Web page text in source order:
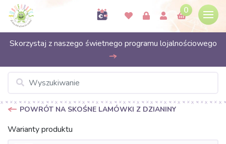
0
Skorzystaj z naszego świetnego programu lojalnościowego
POWRÓT NA SKOŚNE LAMÓWKI Z DZIANINY
Warianty produktu